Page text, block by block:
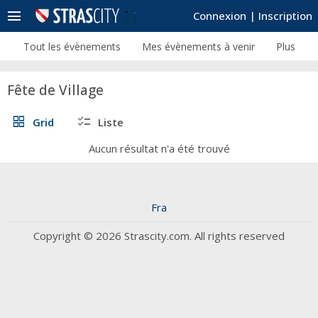
Connexion | Inscription
menu
Tout les évènements Mes évènements à venir Plus
Fête de Village
grid_view Grid checklist Liste
Aucun résultat n'a été trouvé
Fra
Copyright © 2026 Strascity.com. All rights reserved